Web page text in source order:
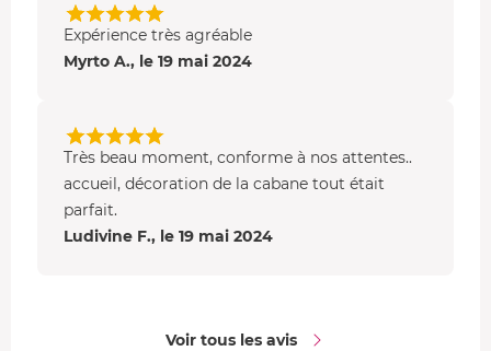
Expérience très agréable
Myrto A., le 19 mai 2024
Très beau moment, conforme à nos attentes..
accueil, décoration de la cabane tout était
parfait.
Ludivine F., le 19 mai 2024
Voir tous les avis